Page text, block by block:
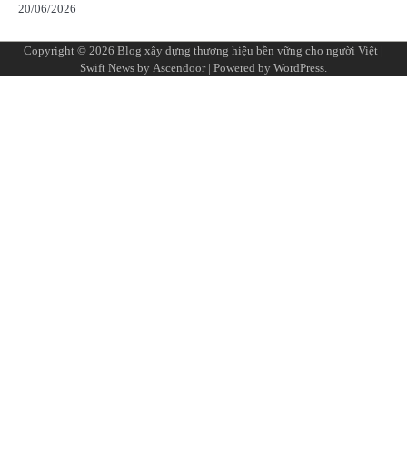
20/06/2026
Copyright © 2026 Blog xây dựng thương hiệu bền vững cho người Việt |
Swift News by Ascendoor| Powered by WordPress